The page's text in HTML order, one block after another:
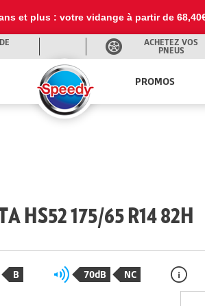
et plus : votre vidange à partir de
ACHETEZ VOS
PNEUS
PROMOS
HS52 175/65 R14 82H
B 70dB NC